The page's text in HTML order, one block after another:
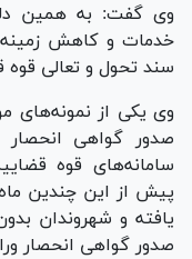
وی گفت: به همین
خدمات و کاهش
سند تحول و تعالی قوه
وی یکی از نمونه‌های
صدور گواهی
سامانه‌های قوه
پیش از این چندین
یافته و شهروندان
صدور گواهی انحصار